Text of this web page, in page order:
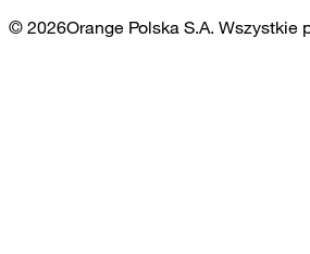
© 2026Orange Polska S.A. Wszystkie